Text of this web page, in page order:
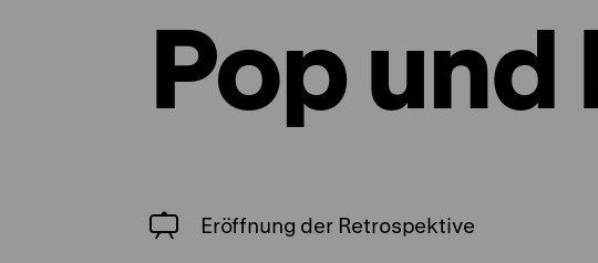
Pop und
Eröffnung der Retrospektive